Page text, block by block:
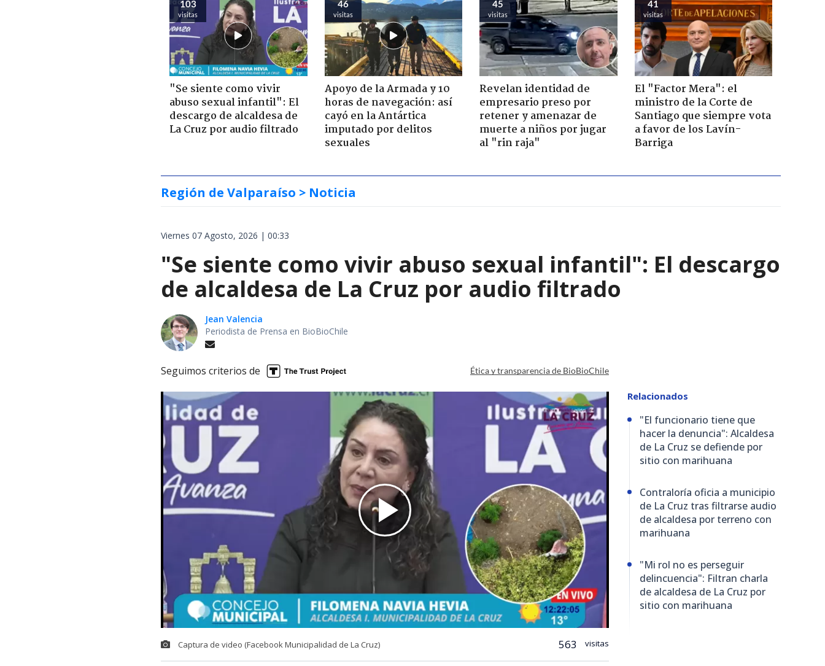
103
visitas
"Se siente como vivir
abuso sexual infantil": El
descargo de alcaldesa de
La Cruz por audio filtrado
46
visitas
Apoyo de la Armada y 10
horas de navegación: así
cayó en la Antártica
imputado por delitos
sexuales
45
visitas
Revelan identidad de
empresario preso por
retener y amenazar de
muerte a niños por jugar
al "rin raja"
41
visitas
El "Factor Mera": el
ministro de la Corte de
Santiago que siempre vota
a favor de los Lavín-
Barriga
Región de Valparaíso > Noticia
Viernes 07 Agosto, 2026 | 00:33
"Se siente como vivir abuso sexual infantil": El descargo
de alcaldesa de La Cruz por audio filtrado
Jean Valencia
Periodista de Prensa en BioBioChile
Seguimos criterios de Ética y transparencia de BioBioChile
Captura de video (Facebook Municipalidad de La Cruz) 563 visitas
Relacionados
"El funcionario tiene que
hacer la denuncia": Alcaldesa
de La Cruz se defiende por
sitio con marihuana
Contraloría oficia a municipio
de La Cruz tras filtrarse audio
de alcaldesa por terreno con
marihuana
"Mi rol no es perseguir
delincuencia": Filtran charla
de alcaldesa de La Cruz por
sitio con marihuana